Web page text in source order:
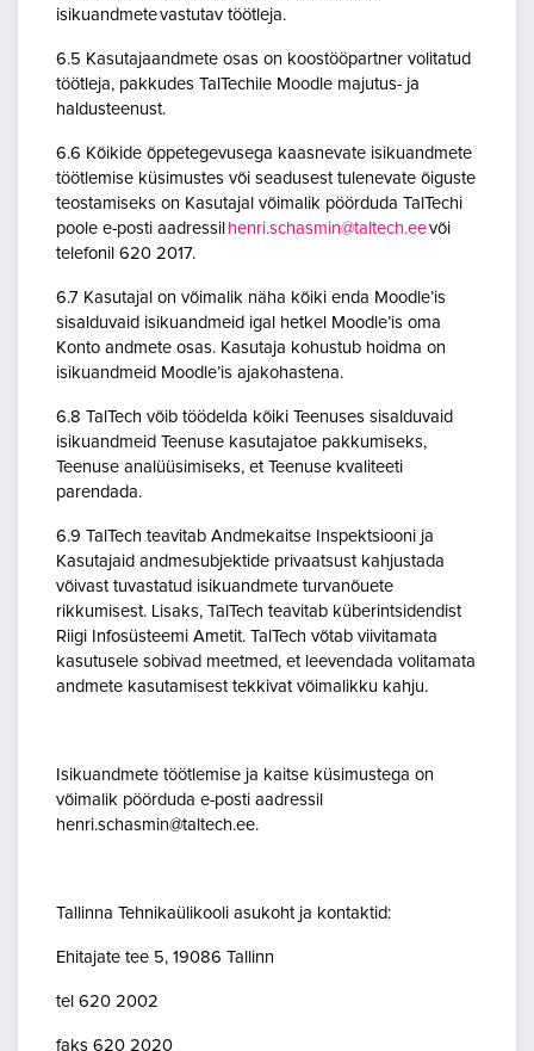
isikuandmete vastutav töötleja.
6.5 Kasutajaandmete osas on koostööpartner volitatud
töötleja, pakkudes TalTechile Moodle majutus- ja
haldusteenust.
6.6 Kõikide õppetegevusega kaasnevate isikuandmete
töötlemise küsimustes või seadusest tulenevate õiguste
teostamiseks on Kasutajal võimalik pöörduda TalTechi
poole e-posti aadressil henri.schasmin@taltech.eevõi
telefonil 620 2017.
6.7 Kasutajal on võimalik näha kõiki enda Moodle’is
sisalduvaid isikuandmeid igal hetkel Moodle’is oma
Konto andmete osas. Kasutaja kohustub hoidma on
isikuandmeid Moodle’is ajakohastena.
6.8 TalTech võib töödelda kõiki Teenuses sisalduvaid
isikuandmeid Teenuse kasutajatoe pakkumiseks,
Teenuse analüüsimiseks, et Teenuse kvaliteeti
parendada.
6.9 TalTech teavitab Andmekaitse Inspektsiooni ja
Kasutajaid andmesubjektide privaatsust kahjustada
võivast tuvastatud isikuandmete turvanõuete
rikkumisest. Lisaks, TalTech teavitab küberintsidendist
Riigi Infosüsteemi Ametit. TalTech võtab viivitamata
kasutusele sobivad meetmed, et leevendada volitamata
andmete kasutamisest tekkivat võimalikku kahju.
Isikuandmete töötlemise ja kaitse küsimustega on
võimalik pöörduda e-posti aadressil
henri.schasmin@taltech.ee.
Tallinna Tehnikaülikooli asukoht ja kontaktid:
Ehitajate tee 5, 19086 Tallinn
tel 620 2002
faks 620 2020